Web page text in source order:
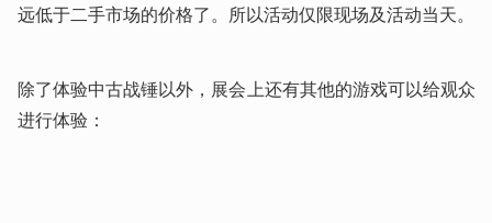
远低于二手市场的价格了。所以活动仅限现场及活动当天。
除了体验中古战锤以外，展会上还有其他的游戏可以给观众
进行体验：